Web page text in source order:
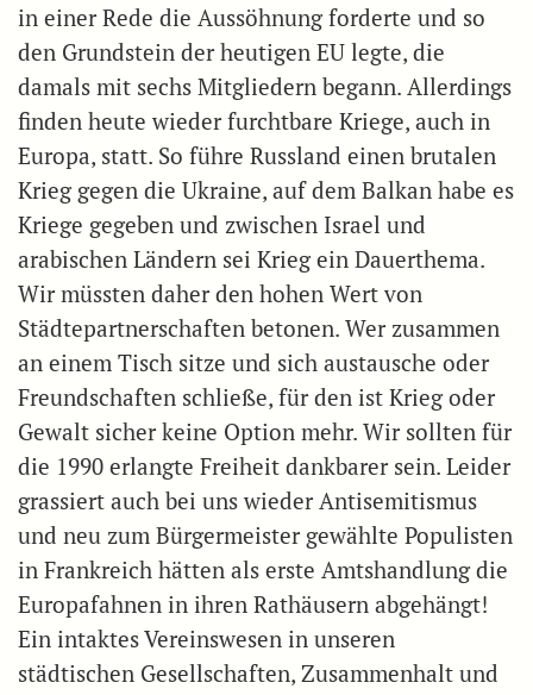
in einer Rede die Aussöhnung forderte und so
den Grundstein der heutigen EU legte, die
damals mit sechs Mitgliedern begann. Allerdings
finden heute wieder furchtbare Kriege, auch in
Europa, statt. So führe Russland einen brutalen
Krieg gegen die Ukraine, auf dem Balkan habe es
Kriege gegeben und zwischen Israel und
arabischen Ländern sei Krieg ein Dauerthema.
Wir müssten daher den hohen Wert von
Städtepartnerschaften betonen. Wer zusammen
an einem Tisch sitze und sich austausche oder
Freundschaften schließe, für den ist Krieg oder
Gewalt sicher keine Option mehr. Wir sollten für
die 1990 erlangte Freiheit dankbarer sein. Leider
grassiert auch bei uns wieder Antisemitismus
und neu zum Bürgermeister gewählte Populisten
in Frankreich hätten als erste Amtshandlung die
Europafahnen in ihren Rathäusern abgehängt!
Ein intaktes Vereinswesen in unseren
städtischen Gesellschaften, Zusammenhalt und